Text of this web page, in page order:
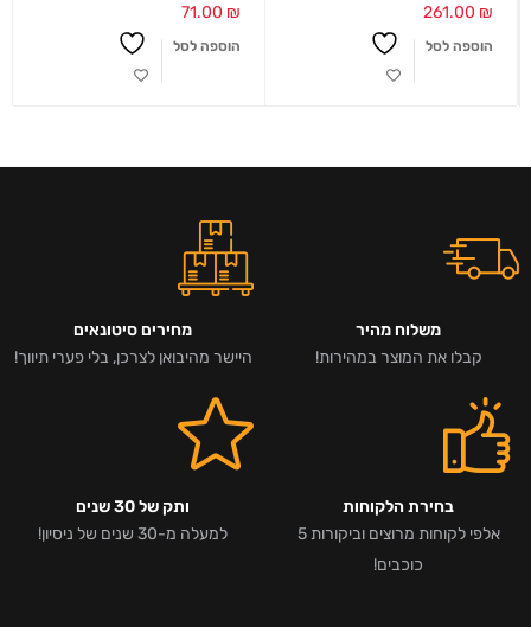
261.00 ₪
הוספה לסל
71.00 ₪
הוספה לסל
משלוח מהיר
קבלו את המוצר במהירות!
מחירים סיטונאים
היישר מהיבואן לצרכן, בלי פערי תיווך!
בחירת הלקוחות
אלפי לקוחות מרוצים וביקורות 5
כוכבים!
ותק של 30 שנים
למעלה מ-30 שנים של ניסיון!